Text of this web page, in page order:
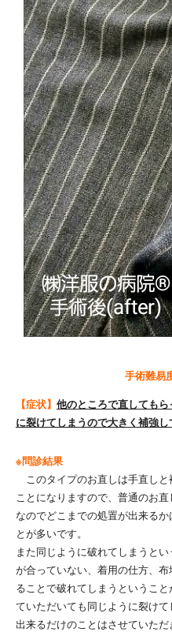
手術難易
【症状】 他のところで直しても
に裂けてしまうので大きく補強し
※問診結果
このタイプのお直しは手直しと
ことになりますので、普通のお直
なのでどこまでの処置が出来る
とが多いです。
また同じように破れてしまうと
が合っていない、着用の仕方、
ることで破れてしまうというこ
ていただいても同じように裂けて
出来るだけのことはさせていた